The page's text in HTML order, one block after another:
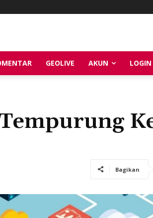
GEOLIVE AKUN LOGIN
Bagikan